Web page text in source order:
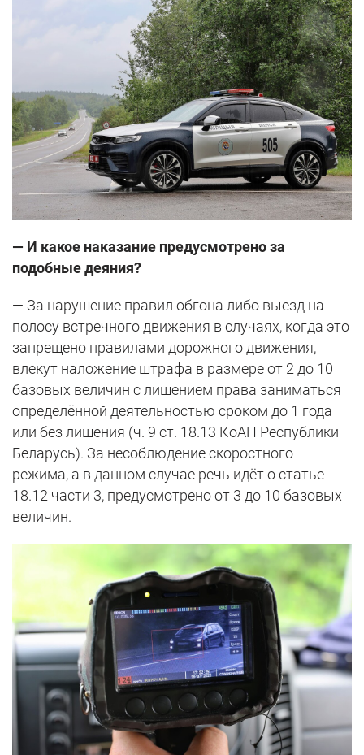
— И какое наказание предусмотрено за
подобные деяния?
— За нарушение правил обгона либо выезд на
полосу встречного движения в случаях, когда это
запрещено правилами дорожного движения,
влекут наложение штрафа в размере от 2 до 10
базовых величин с лишением права заниматься
определённой деятельностью сроком до 1 года
или без лишения (ч. 9 ст. 18.13 КоАП Республики
Беларусь). За несоблюдение скоростного
режима, а в данном случае речь идёт о статье
18.12 части 3, предусмотрено от 3 до 10 базовых
величин.